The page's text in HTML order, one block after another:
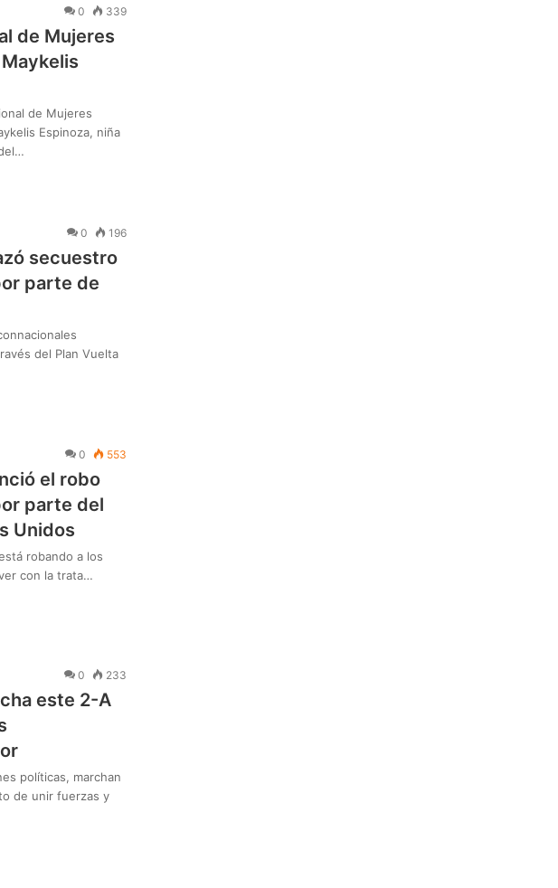
0 339
de Mujeres
de Mujeres
Espinoza, niña
0 196
secuestro
parte de
del Plan Vuelta
0 553
el robo
parte del
Unidos
robando a los
con la trata…
0 233
este 2-A
políticas, marchan
de unir fuerzas y